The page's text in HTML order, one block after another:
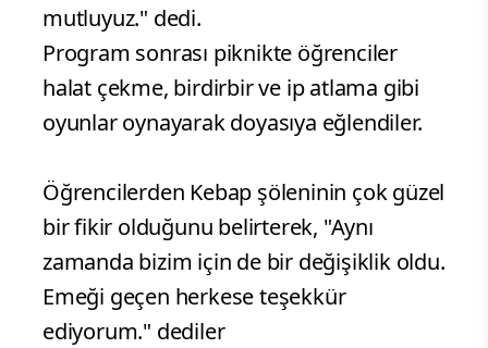
mutluyuz." dedi.
Program sonrası piknikte öğrenciler
halat çekme, birdirbir ve ip atlama gibi
oyunlar oynayarak doyasıya eğlendiler.
Öğrencilerden Kebap şöleninin çok güzel
bir fikir olduğunu belirterek, "Aynı
zamanda bizim için de bir değişiklik oldu.
Emeği geçen herkese teşekkür
ediyorum." dediler